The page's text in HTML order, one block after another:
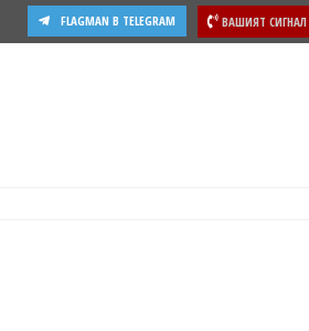
ВАШИЯТ СИГНАЛ
FLAGMAN В TELEGRAM